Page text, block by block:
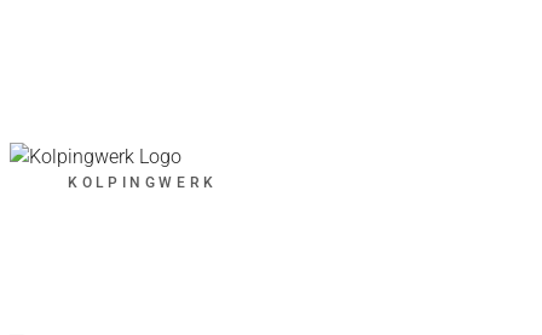
KOLPINGWERK